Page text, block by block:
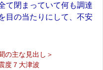
て閉まっていて何も調達
目の当たりにして、不安
の主な見出し＞
度７大津波